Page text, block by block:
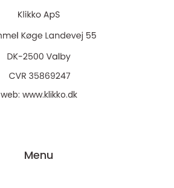
web: www.klikko.dk
Menu